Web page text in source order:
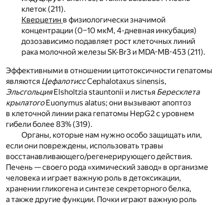
клеток (211).
Кверцетин в физиологически значимой
концентрации (0–10 мкМ, 4-дневная инкубация)
дозозависимо подавляет рост клеточных линий
рака молочной железы SK-Br3 и MDA-MB-453 (211).
Эффективными в отношении цитотоксичности гепатомы
являются ЦефалотиссCephalotaxus sinensis,
ЭльсгольцияElsholtzia stauntonii и листья Бересклета
крылатогоEuonymus alatus; они вызывают апоптоз
в клеточной линии рака гепатомы HepG2 с уровнем
гибели более 83% (319).
Органы, которые нам нужно особо защищать или,
если они повреждены, использовать травы
восстанавливающего/регенерирующего действия.
Печень — своего рода «химический завод» в организме
человека и играет важную роль в детоксикации,
хранении гликогена и синтезе секреторного белка,
а также другие функции. Почки играют важную роль